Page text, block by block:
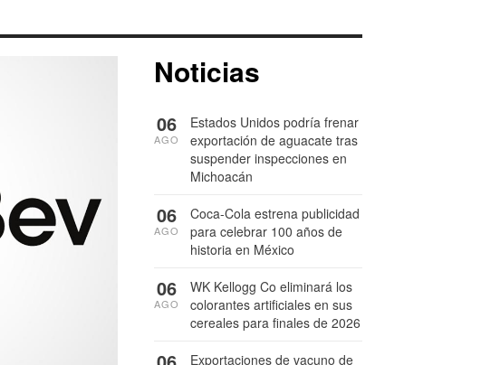
Noticias
Estados Unidos podría frenar
exportación de aguacate tras
suspender inspecciones en
Michoacán
06
AGO
Coca-Cola estrena publicidad
para celebrar 100 años de
historia en México
06
AGO
WK Kellogg Co eliminará los
colorantes artificiales en sus
cereales para finales de 2026
06
AGO
Exportaciones de vacuno de